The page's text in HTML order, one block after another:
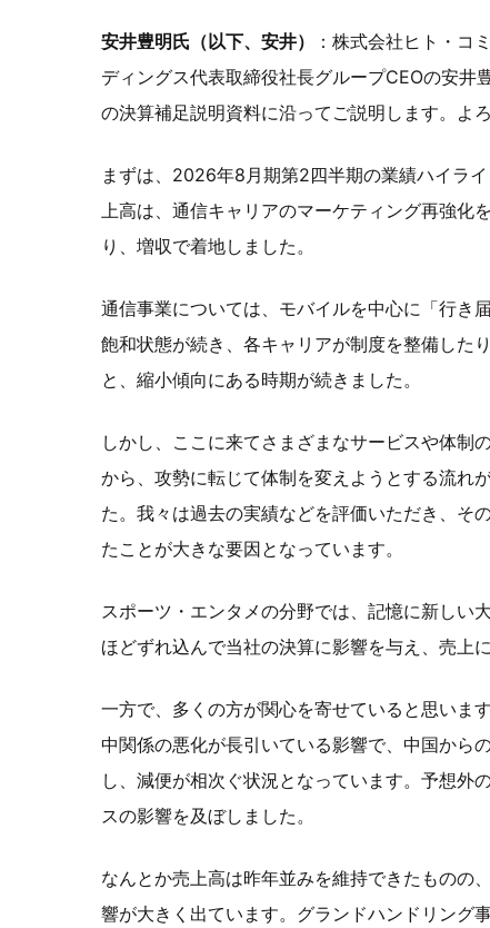
安井豊明氏（以下、安井）
：株式会社ヒト・コ
ディングス代表取締役社長グループCEOの安井
の決算補足説明資料に沿ってご説明します。よ
まずは、2026年8月期第2四半期の業績ハイラ
上高は、通信キャリアのマーケティング再強化
り、増収で着地しました。
通信事業については、モバイルを中心に「行き
飽和状態が続き、各キャリアが制度を整備した
と、縮小傾向にある時期が続きました。
しかし、ここに来てさまざまなサービスや体制
から、攻勢に転じて体制を変えようとする流れ
た。我々は過去の実績などを評価いただき、そ
たことが大きな要因となっています。
スポーツ・エンタメの分野では、記憶に新しい
ほどずれ込んで当社の決算に影響を与え、売上
一方で、多くの方が関心を寄せていると思いま
中関係の悪化が長引いている影響で、中国から
し、減便が相次ぐ状況となっています。予想外
スの影響を及ぼしました。
なんとか売上高は昨年並みを維持できたものの
響が大きく出ています。グランドハンドリング